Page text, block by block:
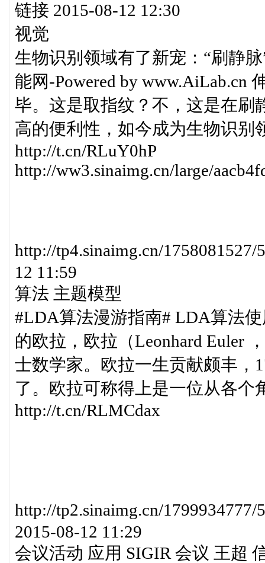
链接 2015-08-12 12:30
视觉
生物识别领域有了新宠：“刷静
能网-Powered by www.AiLab.cn
毕。这是取指纹？不，这是在刷
高的便利性，如今成为生物识别
http://t.cn/RLuY0hP
http://ww3.sinaimg.cn/large/
http://tp4.sinaimg.cn/
12 11:59
算法 主题模型
#LDA算法漫游指南# LDA算法
的欧拉，欧拉（Leonhard Euler
士数学家。欧拉一生贡献颇丰，
了。欧拉可称得上是一位从各个
http://t.cn/RLMCdax
http://tp2.sinaimg.cn/
2015-08-12 11:29
会议活动 应用 SIGIR 会议 王超